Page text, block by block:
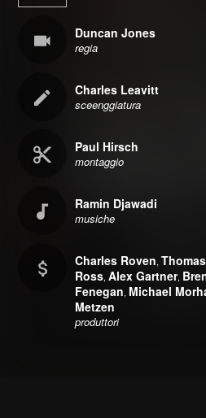
Duncan Jones
regia
Charles Leavitt
sceenggiatura
Paul Hirsch
montaggio
Ramin Djawadi
musiche
Charles Roven,
Ross,Alex Gartner,
Fenegan, Michael
Metzen
produttori